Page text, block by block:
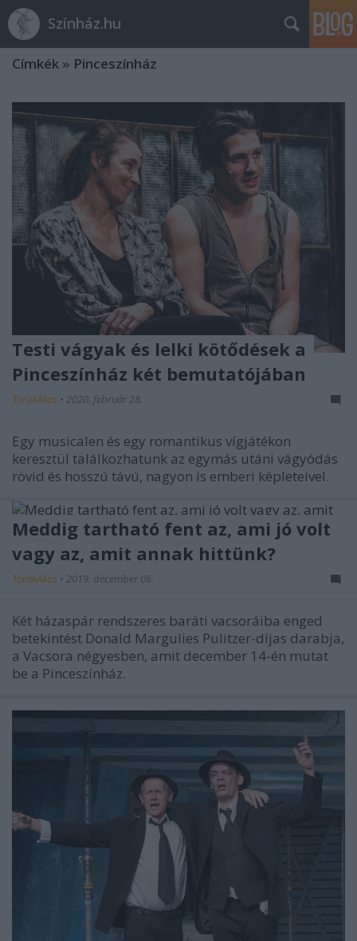
Színház.hu
Címkék » Pinceszínház
Testi vágyak és lelki kötődések a
Pinceszínház két bemutatójában
TörökÁkos • 2020. február 28.
Egy musicalen és egy romantikus vígjátékon
keresztül találkozhatunk az egymás utáni vágyódás
rövid és hosszú távú, nagyon is emberi képleteivel.
Meddig tartható fent az, ami jó volt
vagy az, amit annak hittünk?
TörökÁkos • 2019. december 06.
Két házaspár rendszeres baráti vacsoráiba enged
betekintést Donald Margulies Pulitzer-díjas darabja,
a Vacsora négyesben, amit december 14-én mutat
be a Pinceszínház.